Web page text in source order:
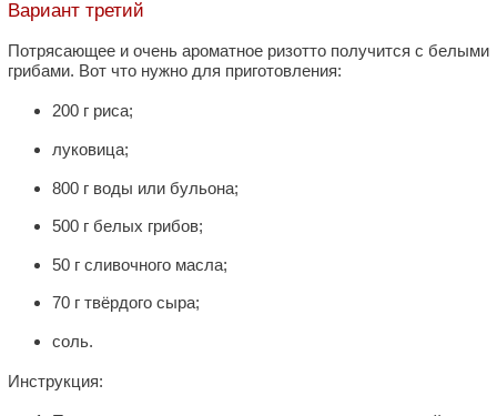
Вариант третий
Потрясающее и очень ароматное ризотто получится с белыми
грибами. Вот что нужно для приготовления:
200 г риса;
луковица;
800 г воды или бульона;
500 г белых грибов;
50 г сливочного масла;
70 г твёрдого сыра;
соль.
Инструкция: